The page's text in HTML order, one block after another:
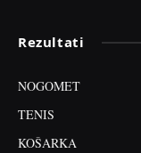
Rezultati
NOGOMET
TENIS
KOŠARKA